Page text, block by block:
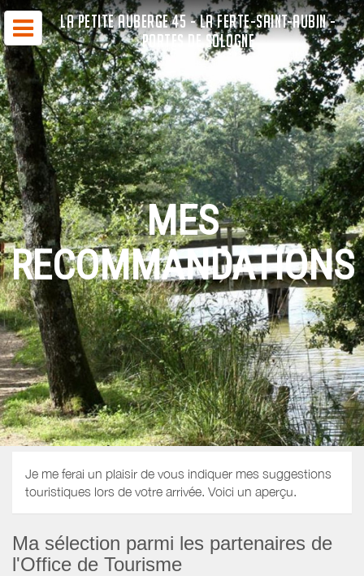
LA PETITE AUBERGE 45 - LA FERTE-SAINT-AUBIN -
PORTES DE SOLOGNE
MES
RECOMMANDATIONS
Je me ferai un plaisir de vous indiquer mes suggestions
touristiques lors de votre arrivée. Voici un aperçu.
Ma sélection parmi les partenaires de
l'Office de Tourisme